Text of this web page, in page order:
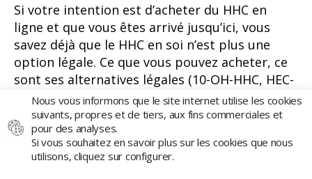
Si votre intention est d’acheter du HHC en
ligne et que vous êtes arrivé jusqu’ici, vous
savez déjà que le HHC en soi n’est plus une
option légale. Ce que vous pouvez acheter, ce
sont ses alternatives légales (10-OH-HHC, HEC-
10, CBD à haute concentration), et bien le faire
nécessite de prendre en compte quelques
facteurs clés.
Nous vous informons que le site internet utilise les cookies
suivants, propres et de tiers, aux fins commerciales et
pour des analyses.
Si vous souhaitez en savoir plus sur les cookies que nous
utilisons, cliquez sur configurer.